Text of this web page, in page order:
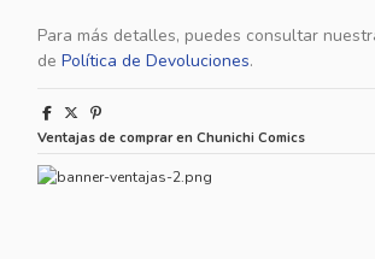
Para más detalles, puedes consultar
de Política de Devoluciones.
Ventajas de comprar en Chunichi Comics